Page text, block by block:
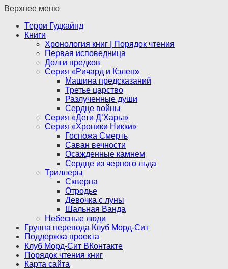
Верхнее меню
Терри Гудкайнд
Книги
Хронология книг | Порядок чтения
Первая исповедница
Долги предков
Серия «Ричард и Кэлен»
Машина предсказаний
Третье царство
Разлученные души
Сердце войны
Серия «Дети Д’Хары»
Серия «Хроники Никки»
Госпожа Смерть
Саван вечности
Осажденные камнем
Сердце из черного льда
Триллеры
Скверна
Отродье
Девочка с луны
Шальная Ванда
Небесные люди
Группа перевода Клуб Морд-Сит
Поддержка проекта
Клуб Морд-Сит ВКонтакте
Порядок чтения книг
Карта сайта